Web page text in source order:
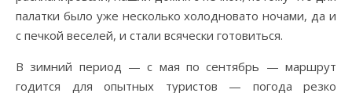
палатки было уже несколько холодновато ночами, да и
с печкой веселей, и стали всячески готовиться.
В зимний период — с мая по сентябрь — маршрут
годится для опытных туристов — погода резко